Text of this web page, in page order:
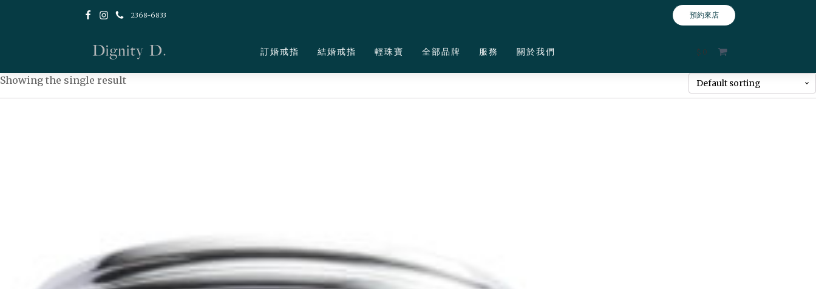
2368-6833 預約來店
訂婚戒指 結婚戒指 輕珠寶 全部品牌 服務 關於我們 $ 0
Showing the single result